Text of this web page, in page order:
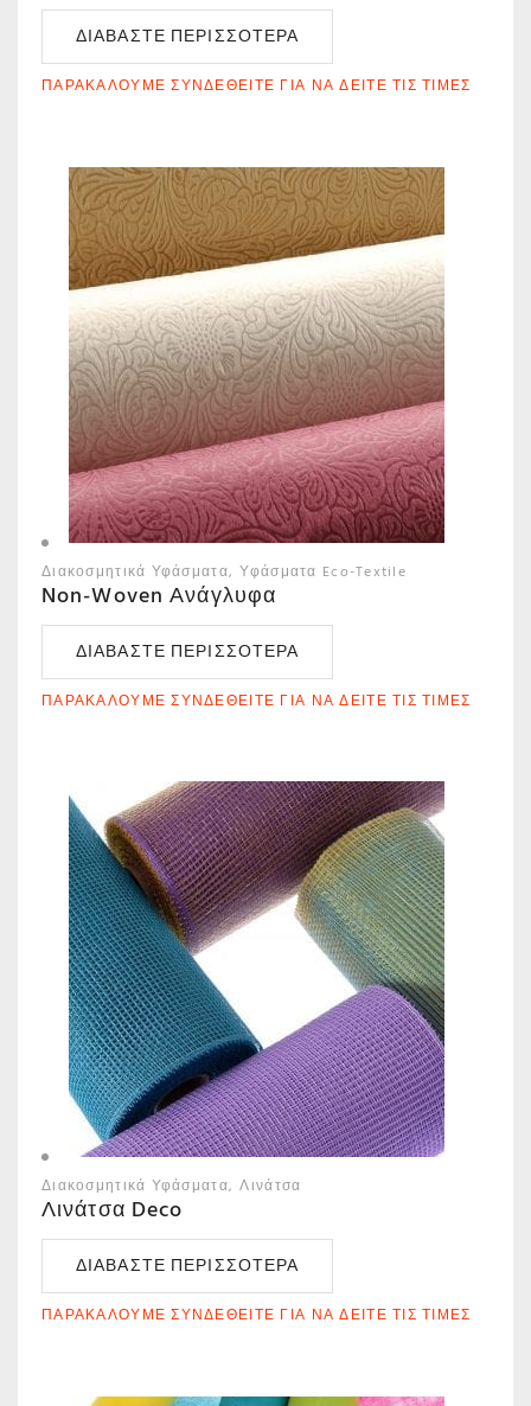
ΔΙΑΒΆΣΤΕ ΠΕΡΙΣΣΌΤΕΡΑ
ΠΑΡΑΚΑΛΟΎΜΕ ΣΥΝΔΕΘΕΊΤΕ ΓΙΑ ΝΑ ΔΕΊΤΕ ΤΙΣ ΤΙΜΈΣ
Διακοσμητικά Υφάσματα Υφάσματα Eco-Textile
Non-Woven Ανάγλυφα
ΔΙΑΒΆΣΤΕ ΠΕΡΙΣΣΌΤΕΡΑ
ΠΑΡΑΚΑΛΟΎΜΕ ΣΥΝΔΕΘΕΊΤΕ ΓΙΑ ΝΑ ΔΕΊΤΕ ΤΙΣ ΤΙΜΈΣ
Διακοσμητικά Υφάσματα Λινάτσα
Λινάτσα Deco
ΔΙΑΒΆΣΤΕ ΠΕΡΙΣΣΌΤΕΡΑ
ΠΑΡΑΚΑΛΟΎΜΕ ΣΥΝΔΕΘΕΊΤΕ ΓΙΑ ΝΑ ΔΕΊΤΕ ΤΙΣ ΤΙΜΈΣ